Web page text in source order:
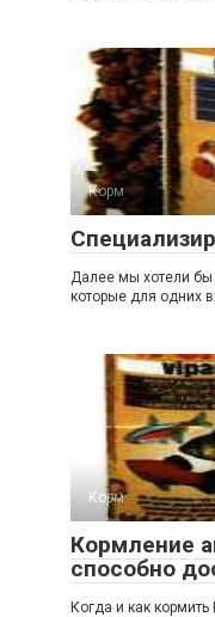
Корм
Далее мы хотели бы
которые для одних
Корм
Кормление
способно
Когда и как